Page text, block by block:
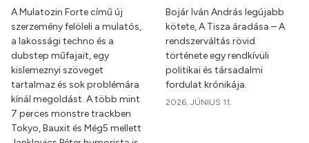
A Mulatozin Forte című új
szerzemény felöleli a mulatós,
a lakossági techno és a
dubstep műfajait, egy
kislemeznyi szöveget
tartalmaz és sok problémára
kínál megoldást. A több mint
7 perces monstre trackben
Tokyo, Bauxit és Még5 mellett
Bojár Iván András legújabb
kötete, A Tisza áradása – A
rendszerváltás rövid
története egy rendkívüli
politikai és társadalmi
fordulat krónikája.
2026. JÚNIUS 11.